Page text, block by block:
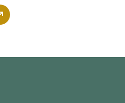
og i alt 70 KN